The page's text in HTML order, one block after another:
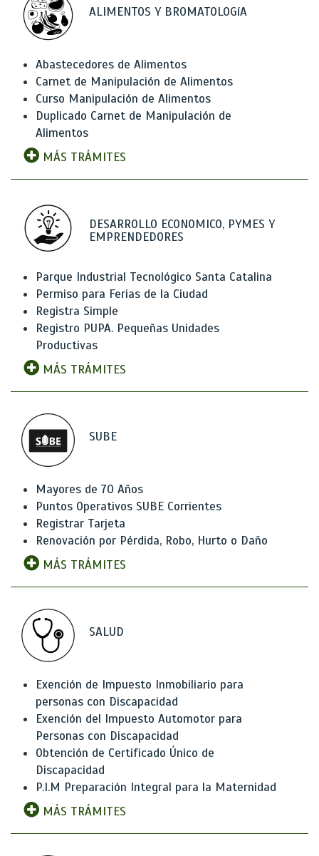
ALIMENTOS Y BROMATOLOGíA
Abastecedores de Alimentos
Carnet de Manipulación de Alimentos
Curso Manipulación de Alimentos
Duplicado Carnet de Manipulación de
Alimentos
MÁS TRÁMITES
DESARROLLO ECONOMICO, PYMES Y
EMPRENDEDORES
Parque Industrial Tecnológico Santa Catalina
Permiso para Ferias de la Ciudad
Registra Simple
Registro PUPA. Pequeñas Unidades
Productivas
MÁS TRÁMITES
SUBE
Mayores de 70 Años
Puntos Operativos SUBE Corrientes
Registrar Tarjeta
Renovación por Pérdida, Robo, Hurto o Daño
MÁS TRÁMITES
SALUD
Exención de Impuesto Inmobiliario para
personas con Discapacidad
Exención del Impuesto Automotor para
Personas con Discapacidad
Obtención de Certificado Único de
Discapacidad
P.I.M Preparación Integral para la Maternidad
MÁS TRÁMITES